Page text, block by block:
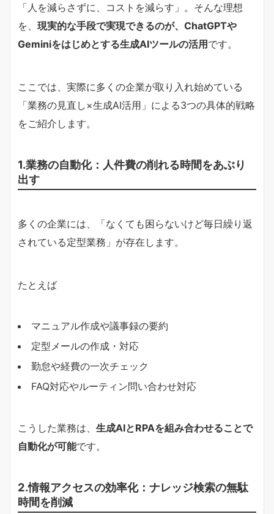
「人を減らさずに、コストを減らす」。そんな理想
を、 現実的な手段で実現できるのが、ChatGPTや
Geminiをはじめとする生成AIツールの活用です。
ここでは、実際に多くの企業が取り入れ始めている
「業務の見直し×生成AI活用」による3つの具体的戦略
をご紹介します。
1.業務の自動化：人件費の削れる時間をあぶり
出す
多くの企業には、「なくても困らないけど毎日繰り返
されている定型業務」が存在します。
たとえば
マニュアル作成や議事録の要約
定型メールの作成・対応
勤怠や経費の一次チェック
FAQ対応やルーティン問い合わせ対応
こうした業務は、 生成AIとRPAを組み合わせることで
自動化が可能です。
2.情報アクセスの効率化：ナレッジ検索の無駄
時間を削減